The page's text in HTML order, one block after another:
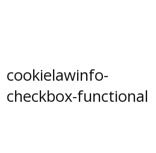
cookielawinfo-
checkbox-functional